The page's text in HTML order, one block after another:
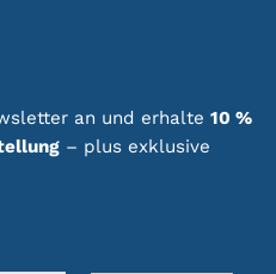
an und erhalte 10 %
– plus exklusive